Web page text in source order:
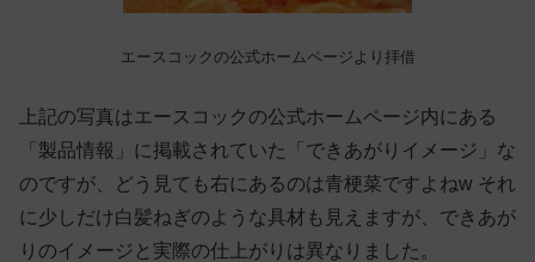
エースコックの公式ホームページより拝借
上記の写真はエースコックの公式ホームページ内にある
「製品情報」に掲載されていた「できあがりイメージ」な
のですが、どう見ても右にあるのは青梗菜ですよねw それ
に少しだけ白髪ねぎのような具材も見えますが、できあが
りのイメージと実際の仕上がりは異なりました。